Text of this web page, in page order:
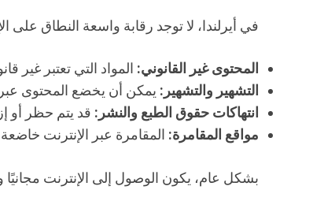
في أيرلندا، لا توجد رقابة واسعة النطاق
المحتوى غير القانوني: المواد التي تعتبر غير
التشهير والتشهير: يمكن أن يخضع المحتوى عبر
انتهاكات حقوق الطبع والنشر: قد يتم حظر أو
مواقع المقامرة: المقامرة عبر الإنترنت
بشكل عام، يكون الوصول إلى الإنترنت